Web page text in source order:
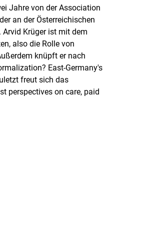
Jahre von der Association
an der Österreichischen
Krüger ist mit dem
also die Rolle von
knüpft er nach
East-Germany's
freut sich das
perspectives on care, paid
Fenster)
neues Fenster)